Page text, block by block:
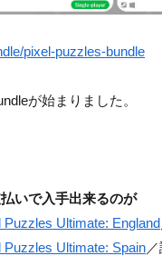
pixel-puzzles-bundle
が始まりました。
いで入手出来るのが
Ultimate: England
Ultimate: Spain